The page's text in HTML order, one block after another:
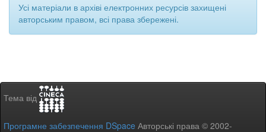
Усі матеріали в архіві електронних ресурсів захищені
авторським правом, всі права збережені.
Тема від
Програмне забезпечення DSpace Авторські права © 2002-